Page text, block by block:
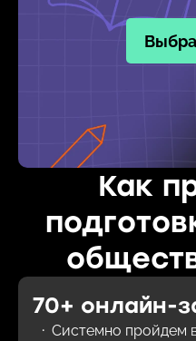
Как
70+ онлайн-
Системно пройдем